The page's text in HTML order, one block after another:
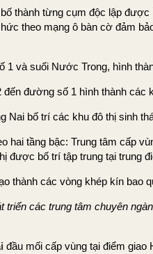
thành từng cụm độc lập
theo mạng ô bàn cờ đảm
1 và suối Nước Trong, hình
đường số 1 hình thành các
Nai bố trí các khu đô thị sinh
hai tầng bậc: Trung tâm cấp
được bố trí tập trung tại trung
thành các vòng khép kín bao
triển các trung tâm chuyên
đầu mối cấp vùng tại điểm